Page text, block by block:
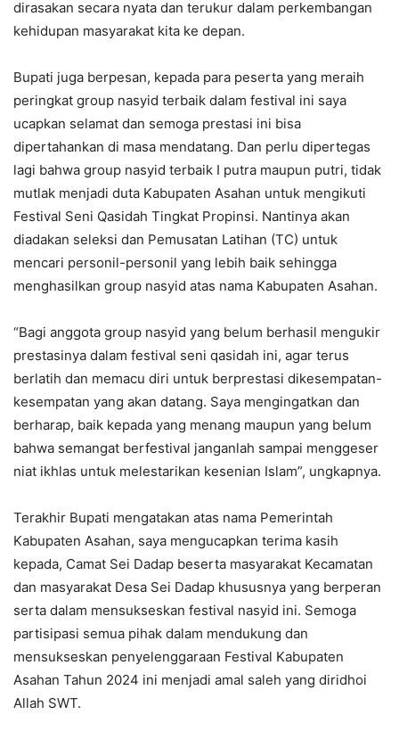
dirasakan secara nyata dan terukur dalam perkembangan
kehidupan masyarakat kita ke depan.
Bupati juga berpesan, kepada para peserta yang meraih
peringkat group nasyid terbaik dalam festival ini saya
ucapkan selamat dan semoga prestasi ini bisa
dipertahankan di masa mendatang. Dan perlu dipertegas
lagi bahwa group nasyid terbaik I putra maupun putri, tidak
mutlak menjadi duta Kabupaten Asahan untuk mengikuti
Festival Seni Qasidah Tingkat Propinsi. Nantinya akan
diadakan seleksi dan Pemusatan Latihan (TC) untuk
mencari personil-personil yang lebih baik sehingga
menghasilkan group nasyid atas nama Kabupaten Asahan.
“Bagi anggota group nasyid yang belum berhasil mengukir
prestasinya dalam festival seni qasidah ini, agar terus
berlatih dan memacu diri untuk berprestasi dikesempatan-
kesempatan yang akan datang. Saya mengingatkan dan
berharap, baik kepada yang menang maupun yang belum
bahwa semangat berfestival janganlah sampai menggeser
niat ikhlas untuk melestarikan kesenian Islam”, ungkapnya.
Terakhir Bupati mengatakan atas nama Pemerintah
Kabupaten Asahan, saya mengucapkan terima kasih
kepada, Camat Sei Dadap beserta masyarakat Kecamatan
dan masyarakat Desa Sei Dadap khususnya yang berperan
serta dalam mensukseskan festival nasyid ini. Semoga
partisipasi semua pihak dalam mendukung dan
mensukseskan penyelenggaraan Festival Kabupaten
Asahan Tahun 2024 ini menjadi amal saleh yang diridhoi
Allah SWT.